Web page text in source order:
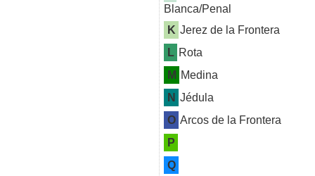
Blanca/Penal
K Jerez de la Frontera
L Rota
M
Medina
N Jédula
O Arcos de la Frontera
P
Q